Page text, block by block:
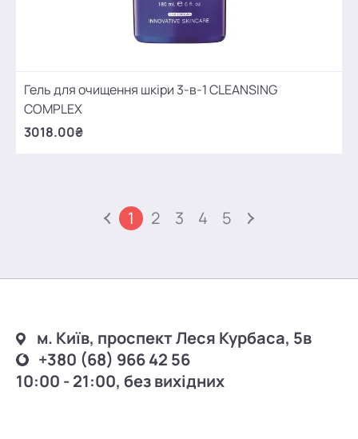
Гель для очищення шкіри 3-в-1 CLEANSING
COMPLEX
3018.00₴
1 2 3 4 5
м. Київ, проспект Леся Курбаса, 5в
+380 (68) 966 42 56
10:00 - 21:00, без вихідних